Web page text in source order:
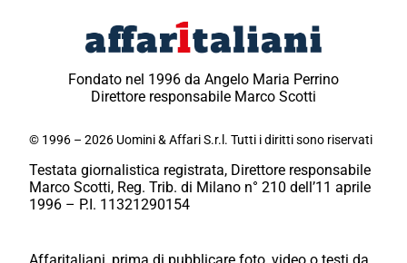
Fondato nel 1996 da Angelo Maria Perrino
Direttore responsabile Marco Scotti
© 1996 – 2026 Uomini & Affari S.r.l. Tutti i diritti sono riservati
Testata giornalistica registrata, Direttore responsabile
Marco Scotti, Reg. Trib. di Milano n° 210 dell’11 aprile
1996 – P.I. 11321290154